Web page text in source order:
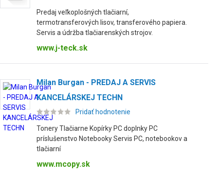
Predaj veľkoplošných tlačiarní,
termotransferových lisov, transferového papiera.
Servis a údržba tlačiarenských strojov.
www.j-teck.sk
Milan Burgan - PREDAJ A SERVIS
KANCELÁRSKEJ TECHN
Pridať hodnotenie
Tonery Tlačiarne Kopírky PC doplnky PC
príslušenstvo Notebooky Servis PC, notebookov a
tlačiarní
www.mcopy.sk